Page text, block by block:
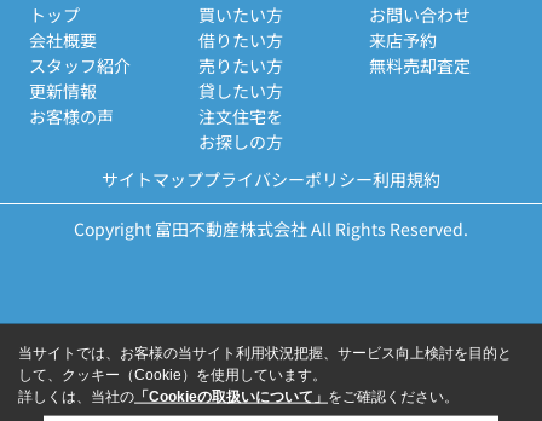
トップ
会社概要
スタッフ紹介
更新情報
お客様の声
買いたい方
借りたい方
売りたい方
貸したい方
注文住宅を
お探しの方
お問い合わせ
来店予約
無料売却査定
サイトマッププライバシーポリシー利用規約
Copyright 富田不動産株式会社 All Rights Reserved.
当サイトでは、お客様の当サイト利用状況把握、サービス向上検討を目的と
して、クッキー（Cookie）を使用しています。
詳しくは、当社の 「Cookieの取扱いについて」 をご確認ください。